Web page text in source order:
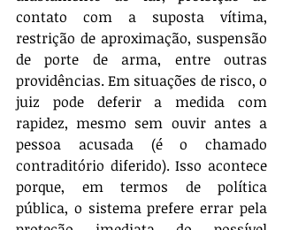
contato com a suposta vítima,
restrição de aproximação, suspensão
de porte de arma, entre outras
providências. Em situações de risco, o
juiz pode deferir a medida com
rapidez, mesmo sem ouvir antes a
pessoa acusada (é o chamado
contraditório diferido). Isso acontece
porque, em termos de política
pública, o sistema prefere errar pela